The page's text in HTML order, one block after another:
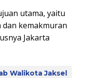
utama, yaitu
kemakmuran
Jakarta
Walikota Jaksel